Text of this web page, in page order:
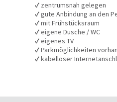
✓ zentrumsnah gelegen
✓gute Anbindung an den
✓mit Frühstücksraum
✓eigene Dusche / WC
✓eigenes TV
✓Parkmöglichkeiten
✓kabelloser